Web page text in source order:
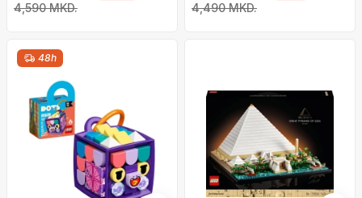
4,590 MKD. 4,490 MKD.
48h